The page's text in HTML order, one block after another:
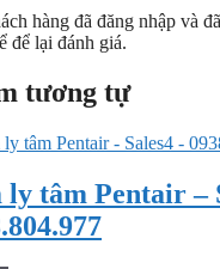
hàng đã đăng nhập và
để lại đánh giá.
tương tự
ly tâm Pentair –